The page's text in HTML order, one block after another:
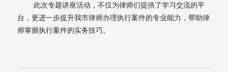
此次专题讲座活动，不仅为律师们提供了学习交流的平
台，更进一步提升我市律师办理执行案件的专业能力，帮助律
师掌握执行案件的实务技巧。